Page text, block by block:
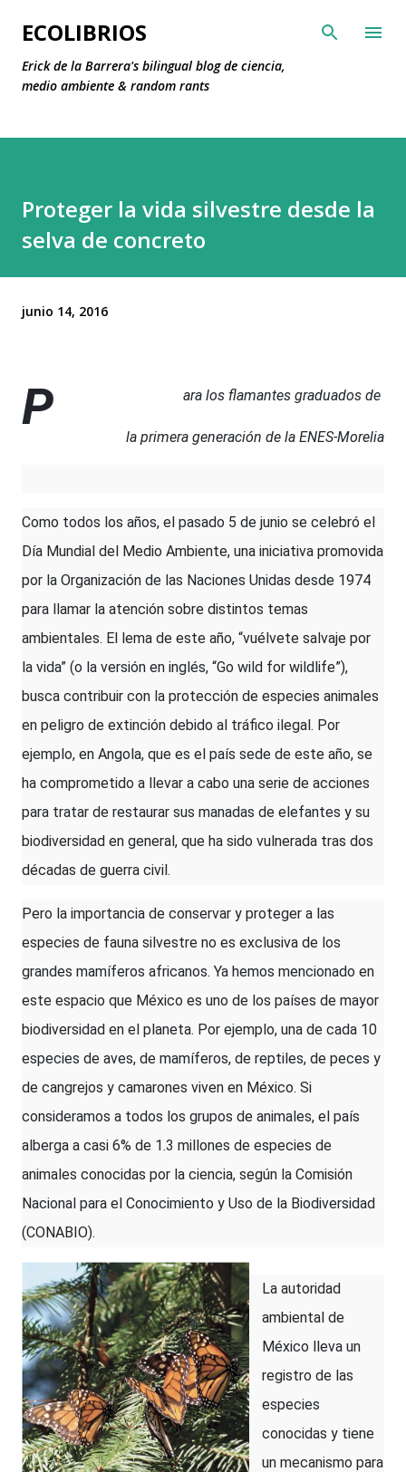
Ir al contenido principal
ECOLIBRIOS
Erick de la Barrera's bilingual blog de ciencia,
medio ambiente & random rants
Proteger la vida silvestre desde la
selva de concreto
junio 14, 2016
P ara los flamantes graduados de
la primera generación de la ENES-Morelia
Como todos los años, el pasado 5 de junio se celebró el
Día Mundial del Medio Ambiente, una iniciativa promovida
por la Organización de las Naciones Unidas desde 1974
para llamar la atención sobre distintos temas
ambientales. El lema de este año, “vuélvete salvaje por
la vida” (o la versión en inglés, “Go wild for wildlife”),
busca contribuir con la protección de especies animales
en peligro de extinción debido al tráfico ilegal. Por
ejemplo, en Angola, que es el país sede de este año, se
ha comprometido a llevar a cabo una serie de acciones
para tratar de restaurar sus manadas de elefantes y su
biodiversidad en general, que ha sido vulnerada tras dos
décadas de guerra civil.
Pero la importancia de conservar y proteger a las
especies de fauna silvestre no es exclusiva de los
grandes mamíferos africanos. Ya hemos mencionado en
este espacio que México es uno de los países de mayor
biodiversidad en el planeta. Por ejemplo, una de cada 10
especies de aves, de mamíferos, de reptiles, de peces y
de cangrejos y camarones viven en México. Si
consideramos a todos los grupos de animales, el país
alberga a casi 6% de 1.3 millones de especies de
animales conocidas por la ciencia, según la Comisión
Nacional para el Conocimiento y Uso de la Biodiversidad
(CONABIO).
La autoridad
ambiental de
México lleva un
registro de las
especies
conocidas y tiene
un mecanismo para